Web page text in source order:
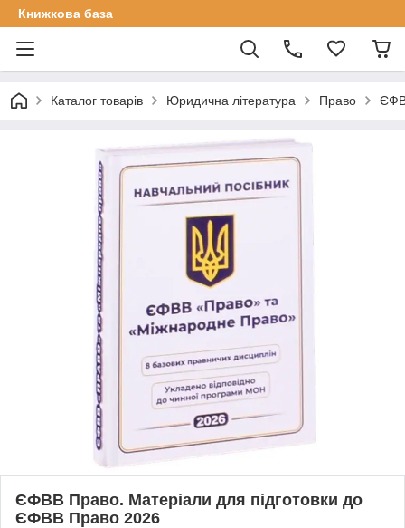
Книжкова база
Каталог товарів Юридична література Право
ЄФВВ Право. Матеріали для підготовки до
ЄФВВ Право 2026